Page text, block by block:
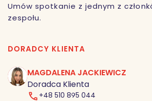
Umów spotkanie z jednym z
zespołu.
DORADCY KLIENTA
MJ MAGDALENA JACKIEWICZ
Doradca Klienta
+48 510 895 044